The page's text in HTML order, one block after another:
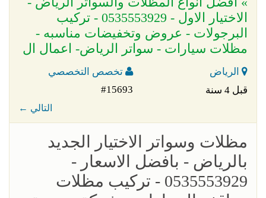
الاختيار الاول - 0535553929 - تركيب
البرجولات - عروض وتخفيضات مناسبه -
مظلات سيارات - سواتر الرياض- اعمال ال
الرياض
تخصص التخصصي
قبل 4 سنة
#15693
← التالي
مظلات وسواتر الاختيار الجديد
بالرياض - بافضل الاسعار -
0535553929 - تركيب مظلات